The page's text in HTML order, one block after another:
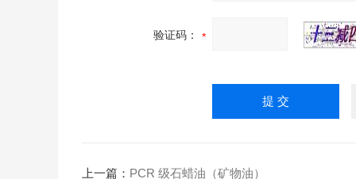
验证码：
上一篇： PCR 级石蜡油（矿物油）